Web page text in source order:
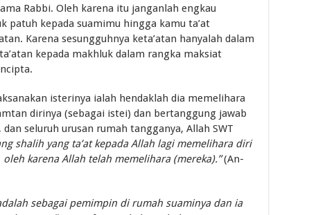
Rabbi. Oleh karena itu janganlah engkau
patuh kepada suamimu hingga kamu ta’at
Karena sesungguhnya keta’atan hanyalah dalam
kepada makhluk dalam rangka maksiat
isterinya ialah hendaklah dia memelihara
dirinya (sebagai istei) dan bertanggung jawab
seluruh urusan rumah tangganya, Allah SWT
shalih yang ta’at kepada Allah lagi memelihara diri
karena Allah telah memelihara (mereka).”(An-
sebagai pemimpin di rumah suaminya dan ia